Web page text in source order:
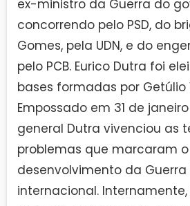
ex-ministro da Guerra do
concorrendo pelo PSD, do
Gomes, pela UDN, e do
pelo PCB. Eurico Dutra foi
bases formadas por Getúlio
Empossado em 31 de
general Dutra vivenciou as
problemas que marcaram o
desenvolvimento da Guerra
internacional.